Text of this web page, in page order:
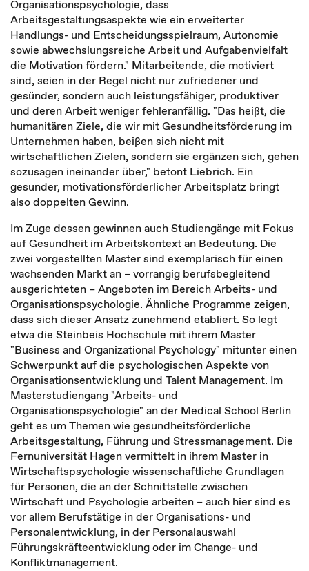
Organisationspsychologie, dass
Arbeitsgestaltungsaspekte wie ein erweiterter
Handlungs- und Entscheidungsspielraum, Autonomie
sowie abwechslungsreiche Arbeit und Aufgabenvielfalt
die Motivation fördern." Mitarbeitende, die motiviert
sind, seien in der Regel nicht nur zufriedener und
gesünder, sondern auch leistungsfähiger, produktiver
und deren Arbeit weniger fehleranfällig. "Das heißt, die
humanitären Ziele, die wir mit Gesundheitsförderung im
Unternehmen haben, beißen sich nicht mit
wirtschaftlichen Zielen, sondern sie ergänzen sich, gehen
sozusagen ineinander über," betont Liebrich. Ein
gesunder, motivationsförderlicher Arbeitsplatz bringt
also doppelten Gewinn.
Im Zuge dessen gewinnen auch Studiengänge mit Fokus
auf Gesundheit im Arbeitskontext an Bedeutung. Die
zwei vorgestellten Master sind exemplarisch für einen
wachsenden Markt an – vorrangig berufsbegleitend
ausgerichteten – Angeboten im Bereich Arbeits- und
Organisationspsychologie. Ähnliche Programme zeigen,
dass sich dieser Ansatz zunehmend etabliert. So legt
etwa die Steinbeis Hochschule mit ihrem Master
"Business and Organizational Psychology" mitunter einen
Schwerpunkt auf die psychologischen Aspekte von
Organisationsentwicklung und Talent Management. Im
Masterstudiengang "Arbeits- und
Organisationspsychologie" an der Medical School Berlin
geht es um Themen wie gesundheitsförderliche
Arbeitsgestaltung, Führung und Stressmanagement. Die
Fernuniversität Hagen vermittelt in ihrem Master in
Wirtschaftspsychologie wissenschaftliche Grundlagen
für Personen, die an der Schnittstelle zwischen
Wirtschaft und Psychologie arbeiten – auch hier sind es
vor allem Berufstätige in der Organisations- und
Personalentwicklung, in der Personalauswahl
Führungskräfteentwicklung oder im Change- und
Konfliktmanagement.